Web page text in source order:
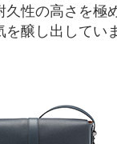
性の高さを極
を醸し出してい